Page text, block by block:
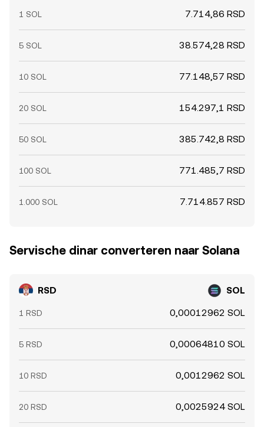
1 SOL 7.714,86 RSD
5 SOL 38.574,28 RSD
10 SOL 77.148,57 RSD
20 SOL 154.297,1 RSD
50 SOL 385.742,8 RSD
100 SOL 771.485,7 RSD
1.000 SOL 7.714.857 RSD
Servische dinar converteren naar Solana
RSD SOL
1 RSD 0,00012962 SOL
5 RSD 0,00064810 SOL
10 RSD 0,0012962 SOL
20 RSD 0,0025924 SOL